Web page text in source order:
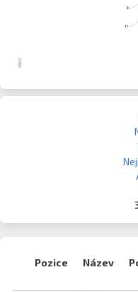
Pozice Název